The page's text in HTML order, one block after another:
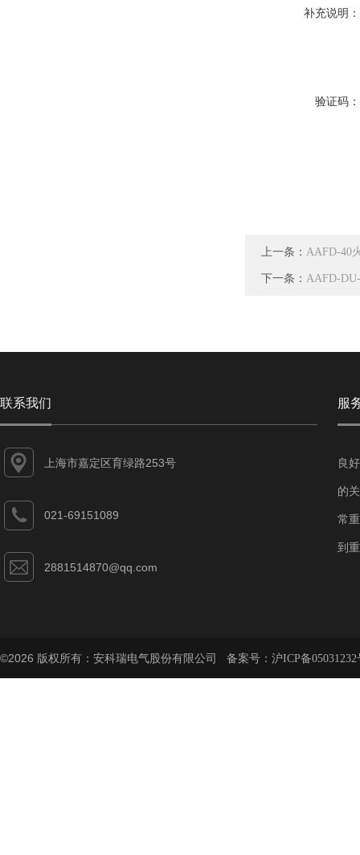
补充说明：
验证码：
上一条： AAFD-40
下一条： AAFD-
联系我们
上海市嘉定区育绿路253号
021-69151089
2881514870@qq.com
服
良
的
常
到
©2026 版权所有：安科瑞电气股份有限公司 备案号： 沪ICP备05031232